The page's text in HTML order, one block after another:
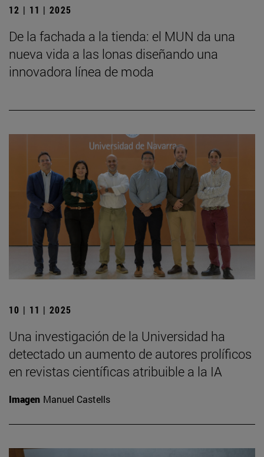
12 | 11 | 2025
De la fachada a la tienda: el MUN da una
nueva vida a las lonas diseñando una
innovadora línea de moda
10 | 11 | 2025
Una investigación de la Universidad ha
detectado un aumento de autores prolíficos
en revistas científicas atribuible a la IA
Imagen Manuel Castells